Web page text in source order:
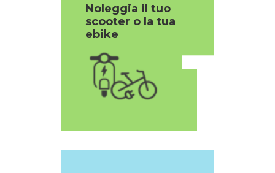
1
Noleggia il tuo
scooter o la tua
ebike